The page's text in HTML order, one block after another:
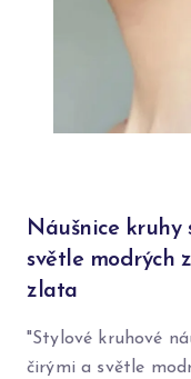
Náušnice kruhy
světle modrých
zlata
"Stylové kruhové
čirými a světle